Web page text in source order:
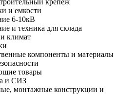
и емкости
6-10кВ
и техника для склада
климат
компоненты и материалы
товары
и СИЗ
монтажные конструкции и